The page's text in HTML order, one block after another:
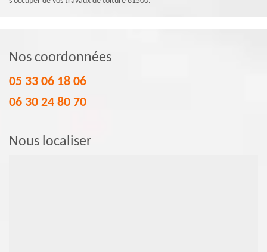
Nos coordonnées
05 33 06 18 06
06 30 24 80 70
Nous localiser